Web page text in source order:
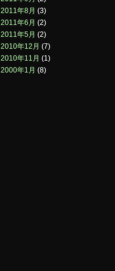
2011年8月 (3)
2011年6月 (2)
2011年5月 (2)
2010年12月 (7)
2010年11月 (1)
2000年1月 (8)